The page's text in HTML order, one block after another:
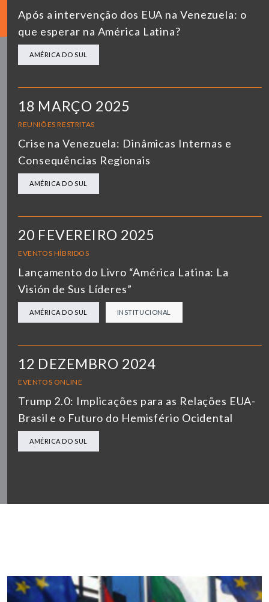
Após a intervenção dos EUA na Venezuela: o
que esperar na América Latina?
AMÉRICA DO SUL
18 MARÇO 2025
REUNIÕES RESTRITAS
Crise na Venezuela: Dinâmicas Internas e
Consequências Regionais
AMÉRICA DO SUL
20 FEVEREIRO 2025
EVENTOS HÍBRIDOS
Lançamento do Livro “América Latina: La
Visión de Sus Líderes”
AMÉRICA DO SUL INSTITUCIONAL
12 DEZEMBRO 2024
EVENTOS ONLINE
Trump 2.0: Implicações para as Relações EUA-
Brasil e o Futuro do Hemisfério Ocidental
AMÉRICA DO SUL